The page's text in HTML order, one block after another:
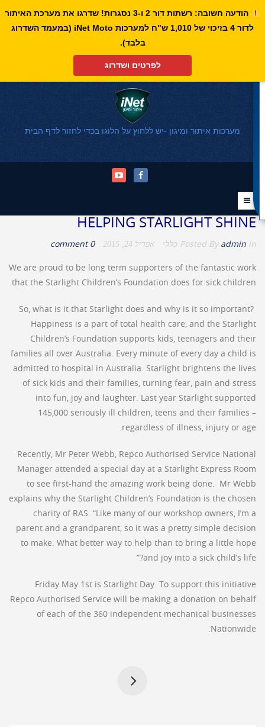
הודעה חשובה: רשתות דור 2 ו-3 נסגרות! שדרגו את מערכת האיתור
לדור 4 בזיכוי של 1,010 ש"ח למערכות iNet Moto (במעמד השדרוג
בלבד).
לפרטים ושדרוג
מערכות איתור ומיגון -יש ללחוץ על הלוגו בכדי לחזור לדף הבית
HELPING STARLIGHT SHINE
Posted By admin in כללי אפריל 24, 2015 0 comment
We are proud to be long term supporters of the fantastic work
that the Starlight Children’s Foundation does for sick children.
So, what is it that Starlight does and why is it so important?
Happiness is a part of total health care, and the Starlight
Children’s Foundation supports kids, teenagers and their
families all over Australia. Every minute of every day a child is
admitted to hospital in Australia. Starlight brightens the lives
of sick kids and their families, turning fear, pain and stress
into fun, joy and laughter. Last year Starlight supported
145,000 seriously ill children, teens and their families –
regardless of illness, injury or age.
Recently, Mr Peter Webb, Repco Authorised Service National
Manager attended a special day at a Starlight Express Room
to see first-hand the amazing work being done. Mr Webb
explains why the Starlight Children’s Foundation is the chosen
charity of RAS. “Like many of our workshop owners, I’m a
parent and a grandparent, so it was a pretty simple decision
to make. What better way to help than to bring a little hope
and joy into a sick child’s life?”
Friday May 1st is Starlight Day. To support this initiative
Repco Authorised Service will be making a donation on behalf
of each of the 360 independent mechanical businesses
Nationwide.